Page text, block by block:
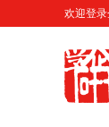
欢迎登